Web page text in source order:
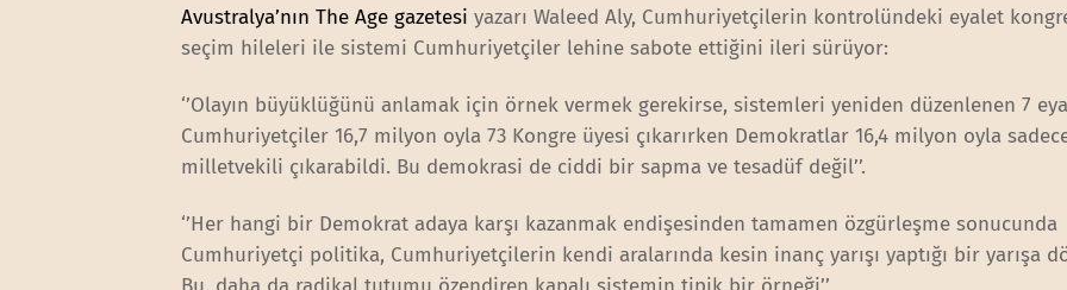
Avustralya’nın The Age gazetesi yazarı Waleed Aly, Cumhuriyetçilerin kontrolündeki eyalet
seçim hileleri ile sistemi Cumhuriyetçiler lehine sabote ettiğini ileri sürüyor:
‘’Olayın büyüklüğünü anlamak için örnek vermek gerekirse, sistemleri yeniden düzenlenen 7
Cumhuriyetçiler 16,7 milyon oyla 73 Kongre üyesi çıkarırken Demokratlar 16,4 milyon oyla
milletvekili çıkarabildi. Bu demokrasi de ciddi bir sapma ve tesadüf değil’’.
‘’Her hangi bir Demokrat adaya karşı kazanmak endişesinden tamamen özgürleşme sonucunda
Cumhuriyetçi politika, Cumhuriyetçilerin kendi aralarında kesin inanç yarışı yaptığı bir yarışa